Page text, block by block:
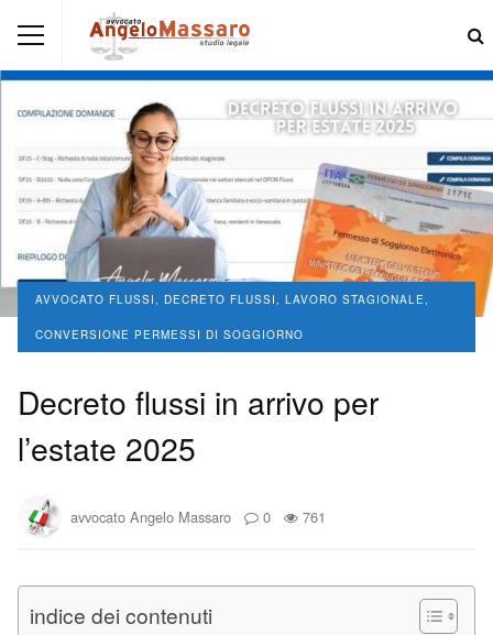
AVVOCATO FLUSSI, DECRETO FLUSSI, LAVORO STAGIONALE,
CONVERSIONE PERMESSI DI SOGGIORNO
Decreto flussi in arrivo per
l’estate 2025
avvocato Angelo Massaro 0 761
indice dei contenuti